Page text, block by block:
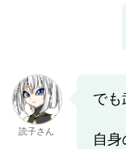
読子さん
でも
自